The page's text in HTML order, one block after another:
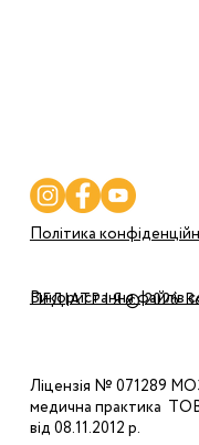
ПЕДІАТР І Я © 2026.
Політика
Використання файлів
Ліцензія № 071289
медична практика
від 08.11.2012 р.